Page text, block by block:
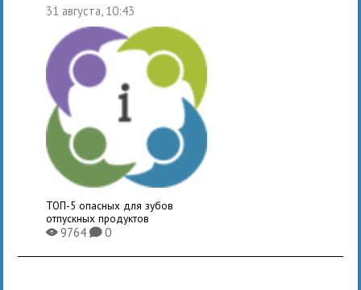
31 августа, 10:43
ТОП-5 опасных для зубов
отпускных продуктов
X9764K0